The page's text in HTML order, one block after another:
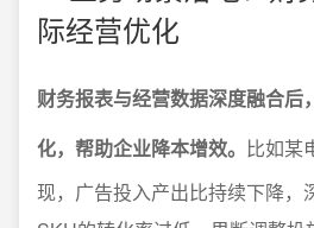
际经营优化
财务报表与经营数据深度融合后
化，帮助企业降本增效。 比如某
现，广告投入产出比持续下降，